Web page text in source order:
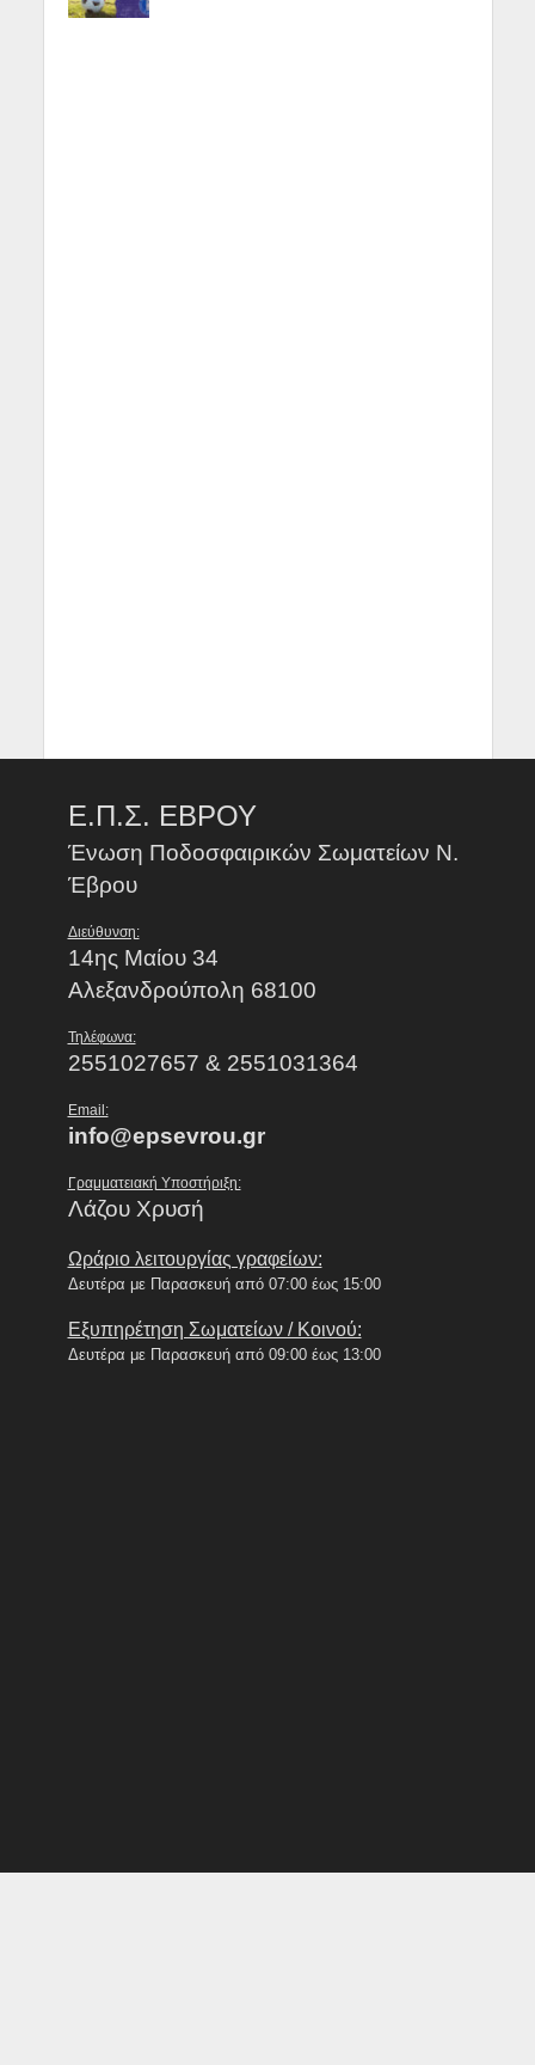
Ε.Π.Σ. ΕΒΡΟΥ
Ένωση Ποδοσφαιρικών Σωματείων Ν.
Έβρου
Διεύθυνση:
14ης Μαίου 34
Αλεξανδρούπολη 68100
Τηλέφωνα:
2551027657 & 2551031364
Email:
info@epsevrou.gr
Γραμματειακή Υποστήριξη:
Λάζου Χρυσή
Ωράριο λειτουργίας γραφείων:
Δευτέρα με Παρασκευή από 07:00 έως 15:00
Εξυπηρέτηση Σωματείων / Κοινού:
Δευτέρα με Παρασκευή από 09:00 έως 13:00